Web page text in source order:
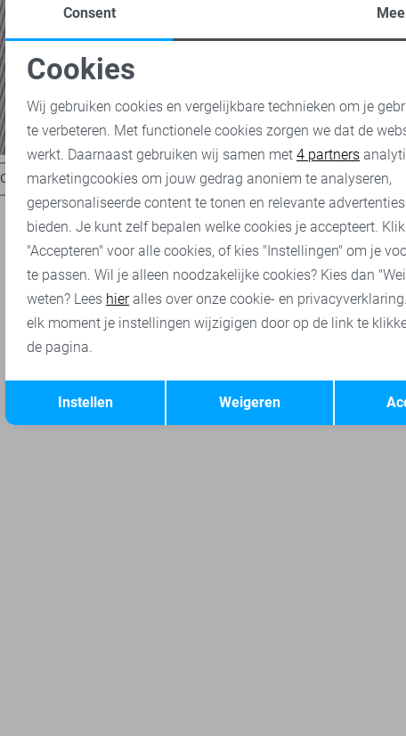
47,95
59,99
Only & Sons truien Only & Sons sweaters Only & Sons t-shirts
Noodzakelijke cookies
Analytische cookies Marketing cookies
Terug Opslaan
Consent
Cookies
Wij gebruiken cookies en vergelijkbare technieken om je
te verbeteren. Met functionele cookies zorgen we dat de
werkt. Daarnaast gebruiken wij samen met 4 partners
marketingcookies om jouw gedrag anoniem te analyseren,
gepersonaliseerde content te tonen en relevante
bieden. Je kunt zelf bepalen welke cookies je accepteert.
"Accepteren" voor alle cookies, of kies "Instellingen" om je
te passen. Wil je alleen noodzakelijke cookies? Kies dan
weten? Lees hieralles over onze cookie- en
elk moment je instellingen wijzigigen door op de link te
de pagina.
Weigeren
Instellen